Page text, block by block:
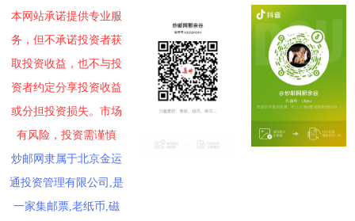
本网站承诺提供专业服
务，但不承诺投资者获
取投资收益，也不与投
资者约定分享投资收益
或分担投资损失。市场
有风险，投资需谨慎
炒邮网隶属于北京金运
通投资管理有限公司,是
一家集邮票,老纸币,磁